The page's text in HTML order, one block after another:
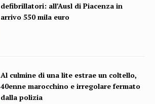
defibrillatori: all’Ausl di Piacenza in
arrivo 550 mila euro
Al culmine di una lite estrae un coltello,
40enne marocchino e irregolare fermato
dalla polizia